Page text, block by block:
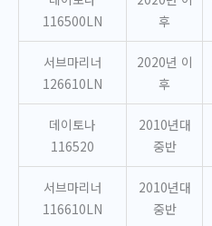
116500LN
후
서브마리너
126610LN
2020년 이
후
데이토나
116520
2010년대
중반
서브마리너
116610LN
2010년대
중반